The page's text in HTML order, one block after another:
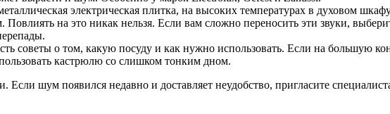
электрическая плитка, на высоких температурах в духовом
на это никак нельзя. Если вам сложно переносить эти звуки,
советы о том, какую посуду и как нужно использовать. Если на большую
кастрюлю со слишком тонким дном.
шум появился недавно и доставляет неудобство, пригласите